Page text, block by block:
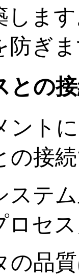
しま
防ぎ
との
ント
の接
ステ
ロセ
の品